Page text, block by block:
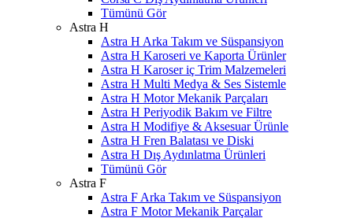
Tümünü Gör
Astra H
Astra H Arka Takım ve Süspansiyon
Astra H Karoseri ve Kaporta Ürünler
Astra H Karoser iç Trim Malzemeleri
Astra H Multi Medya & Ses Sistemle
Astra H Motor Mekanik Parçaları
Astra H Periyodik Bakım ve Filtre
Astra H Modifiye & Aksesuar Ürünle
Astra H Fren Balatası ve Diski
Astra H Dış Aydınlatma Ürünleri
Tümünü Gör
Astra F
Astra F Arka Takım ve Süspansiyon
Astra F Motor Mekanik Parçalar